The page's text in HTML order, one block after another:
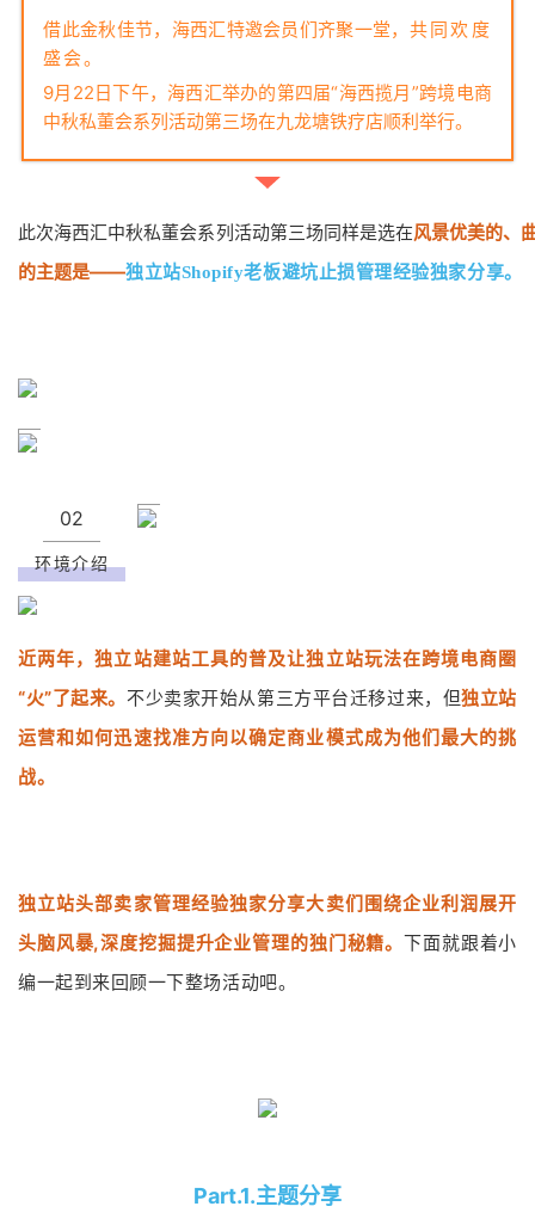
借此金秋佳节，海西汇特邀会员们齐聚一堂， 共同欢度
盛会。
9月22日下午，海西汇举办的第四届“海西揽月”跨境电商
中秋私董会系列活动第三场在九龙塘铁疗店顺利举行。
此次海西汇中秋私董会系列活动第三场同样是选在风景优美的、
的主题是——独立站Shopify老板避坑止损管理经验独家分享。
02
环境介绍
近两年，独立站建站工具的普及让独立站玩法在跨境电商圈
“火”了起来。不少卖家开始从第三方平台迁移过来，但独立站
运营和如何迅速找准方向以确定商业模式成为他们最大的挑
战。
独立站头部卖家管理经验独家分享大卖们围绕企业利润展开
头脑风暴,深度挖掘提升企业管理的独门秘籍。下面就跟着小
编一起到来回顾一下整场活动吧。
Part.1.主题分享